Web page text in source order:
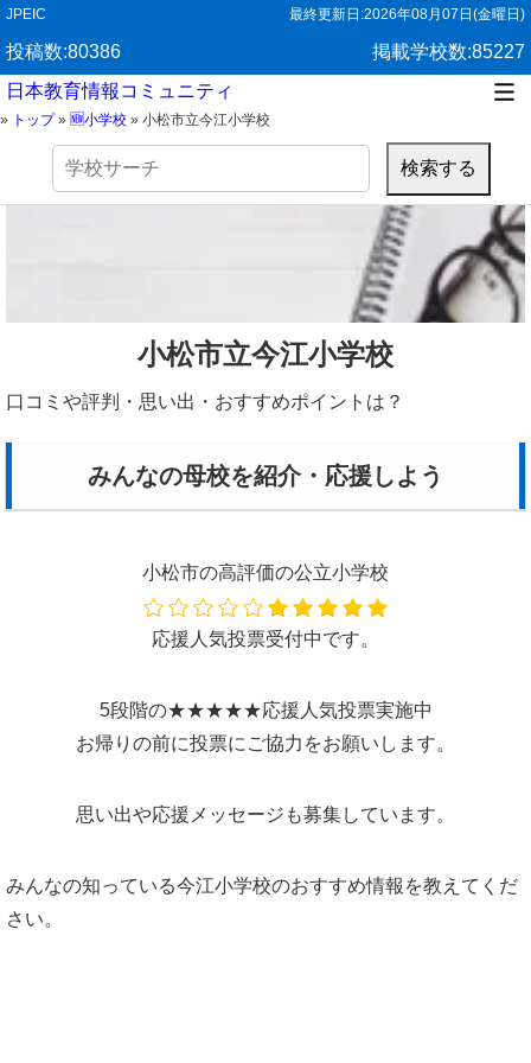
JPEIC 最終更新日:2026年08月07日(金曜日)
投稿数:80386
掲載学校数:85227
日本教育情報コミュニティ
» トップ» 🆕小学校 » 小松市立今江小学校
検
小松市立今江小学校
口コミや評判・思い出・おすすめポイントは？
みんなの母校を紹介・応援しよう
小松市の高評価の公立小学校
応援人気投票受付中です。
5段階の★★★★★応援人気投票実施中
お帰りの前に投票にご協力をお願いします。
思い出や応援メッセージも募集しています。
みんなの知っている今江小学校のおすすめ情報を教えてくだ
さい。